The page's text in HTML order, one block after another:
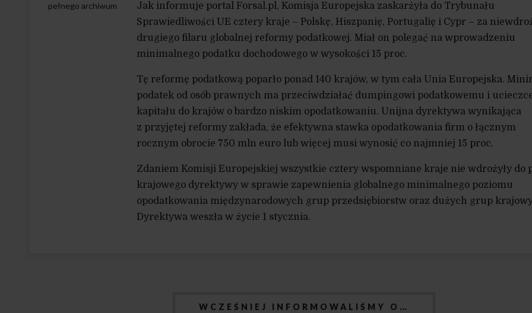
Jak informuje portal Forsal.pl, Komisja Europejska zaskarżyła do Trybunału
Sprawiedliwości UE cztery kraje – Polskę, Hiszpanię, Portugalię i Cypr – za
drugiego filaru globalnej reformy podatkowej. Miał on polegać na wprowadzeniu
minimalnego podatku dochodowego w wysokości 15 proc.
Tę reformę podatkową poparło ponad 140 krajów, w tym cała Unia Europejska.
podatek od osób prawnych ma przeciwdziałać dumpingowi podatkowemu i
kapitału do krajów o bardzo niskim opodatkowaniu. Unijna dyrektywa wynikająca
z przyjętej reformy zakłada, że efektywna stawka opodatkowania firm o łącznym
rocznym obrocie 750 mln euro lub więcej musi wynosić co najmniej 15 proc.
Zdaniem Komisji Europejskiej wszystkie cztery wspomniane kraje nie wdrożyły do
krajowego dyrektywy w sprawie zapewnienia globalnego minimalnego poziomu
opodatkowania międzynarodowych grup przedsiębiorstw oraz dużych grup
Dyrektywa weszła w życie 1 stycznia.
pełnego archiwum
WCZEŚNIEJ INFORMOWALIŚMY O…